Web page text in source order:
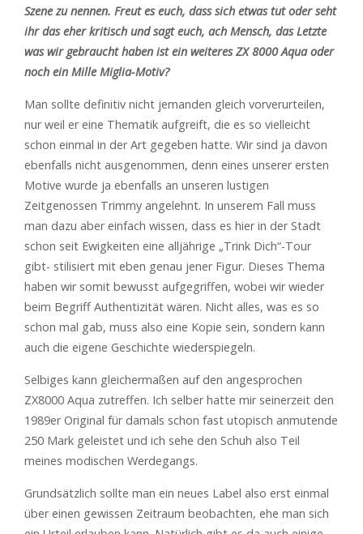
Szene zu nennen. Freut es euch, dass sich etwas tut oder seht
ihr das eher kritisch und sagt euch, ach Mensch, das Letzte
was wir gebraucht haben ist ein weiteres ZX 8000 Aqua oder
noch ein Mille Miglia-Motiv?
Man sollte definitiv nicht jemanden gleich vorverurteilen,
nur weil er eine Thematik aufgreift, die es so vielleicht
schon einmal in der Art gegeben hatte. Wir sind ja davon
ebenfalls nicht ausgenommen, denn eines unserer ersten
Motive wurde ja ebenfalls an unseren lustigen
Zeitgenossen Trimmy angelehnt. In unserem Fall muss
man dazu aber einfach wissen, dass es hier in der Stadt
schon seit Ewigkeiten eine alljährige „Trink Dich“-Tour
gibt- stilisiert mit eben genau jener Figur. Dieses Thema
haben wir somit bewusst aufgegriffen, wobei wir wieder
beim Begriff Authentizität wären. Nicht alles, was es so
schon mal gab, muss also eine Kopie sein, sondern kann
auch die eigene Geschichte wiederspiegeln.
Selbiges kann gleichermaßen auf den angesprochen
ZX8000 Aqua zutreffen. Ich selber hatte mir seinerzeit den
1989er Original für damals schon fast utopisch anmutende
250 Mark geleistet und ich sehe den Schuh also Teil
meines modischen Werdegangs.
Grundsätzlich sollte man ein neues Label also erst einmal
über einen gewissen Zeitraum beobachten, ehe man sich